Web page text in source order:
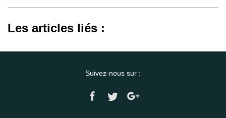
Les articles liés :
Suivez-nous sur :